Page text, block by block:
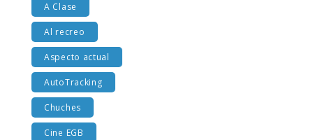
A Clase
Al recreo
Aspecto actual
AutoTracking
Chuches
Cine EGB